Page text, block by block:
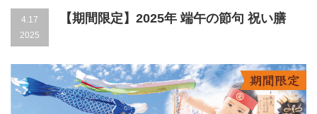
4.17
2025
【期間限定】2025年 端午の節句 祝い膳